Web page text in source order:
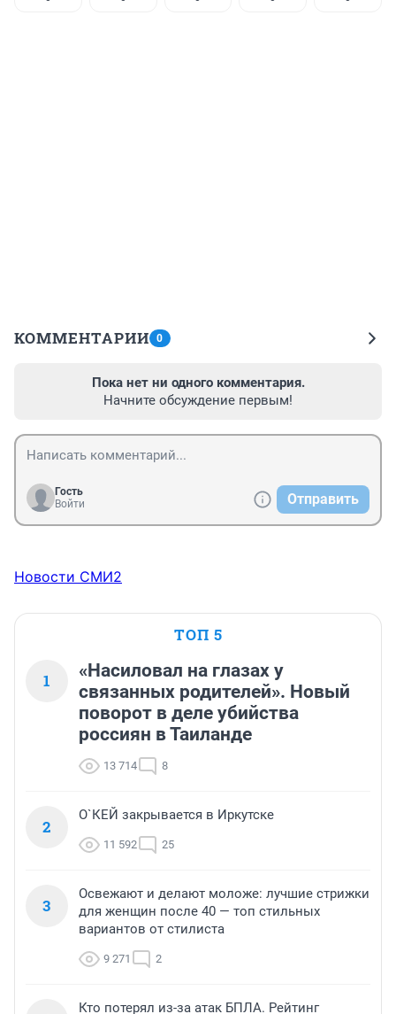
КОММЕНТАРИИ 0
Пока нет ни одного комментария.
Начните обсуждение первым!
Гость
Войти
Отправить
Новости СМИ2
ТОП 5
1
«Насиловал на глазах у
связанных родителей». Новый
поворот в деле убийства
россиян в Таиланде
13 714 8
2
О`КЕЙ закрывается в Иркутске
11 592 25
3
Освежают и делают моложе: лучшие стрижки
для женщин после 40 — топ стильных
вариантов от стилиста
9 271 2
Кто потерял из-за атак БПЛА. Рейтинг